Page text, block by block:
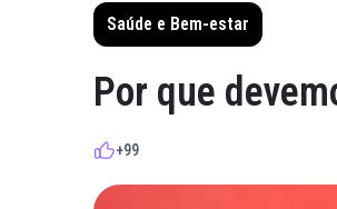
Saúde e Bem-estar
Por que
+99